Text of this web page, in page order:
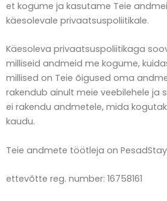
et kogume ja kasutame Teie
käesolevale privaatsuspoliitikale.
Käesoleva privaatsuspoliitikaga
milliseid andmeid me kogume,
millised on Teie õigused oma
rakendub ainult meie veebilehele ja
ei rakendu andmetele, mida
kaudu.
Teie andmete töötleja on PesadStay
ettevõtte reg. number: 16758161